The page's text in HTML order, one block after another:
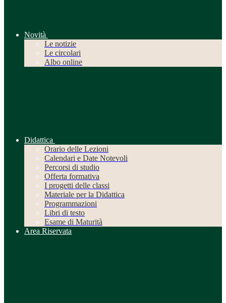
Novità
Le notizie
Le circolari
Albo online
Didattica
Orario delle Lezioni
Calendari e Date Notevoli
Percorsi di studio
Offerta formativa
I progetti delle classi
Materiale per la Didattica
Programmazioni
Libri di testo
Esame di Maturità
Area Riservata